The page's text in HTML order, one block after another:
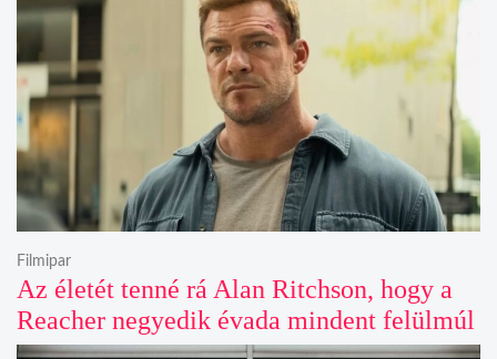
Az életét tenné rá Alan Ritchson, hogy a
Reacher negyedik évada mindent felülmúl
Filmipar